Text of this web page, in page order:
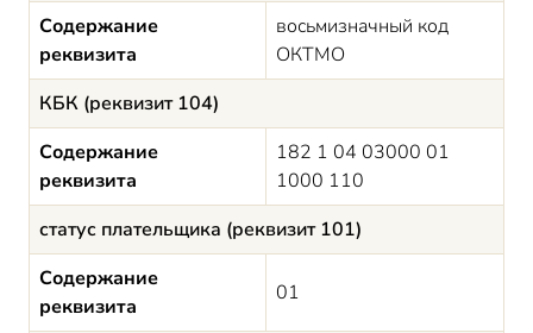
Содержание
реквизита
восьмизначный код
ОКТМО
КБК (реквизит 104)
Содержание
реквизита
182 1 04 03000 01
1000 110
статус плательщика (реквизит 101)
Содержание
реквизита
01